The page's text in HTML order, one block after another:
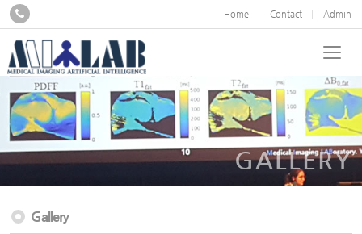
Home Contact Admin
GALLERY
Gallery